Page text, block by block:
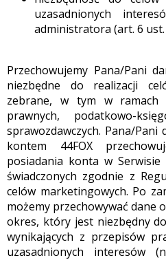
uzasadnionych
administratora (art. 6 ust.
Przechowujemy Pana/Pani
niezbędne do realizacji
zebrane, w tym w ramach
prawnych, podatkowo-
sprawozdawczych. Pana/
kontem 44FOX
posiadania konta w Serwisie
świadczonych zgodnie z
celów marketingowych. Po
możemy przechowywać dane
okres, który jest niezbędny
wynikających z przepisów
uzasadnionych interesów